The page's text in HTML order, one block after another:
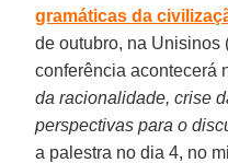
gramáticas da
de outubro, na Unisinos
conferência acontecerá
da racionalidade, crise
perspectivas para o
a palestra no dia 4, no